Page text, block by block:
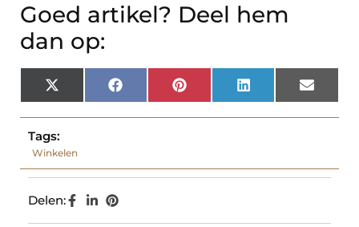
Goed artikel? Deel hem
dan op:
X
(Twitter)
Facebook Pinterest LinkedIn Email
Tags:
Winkelen
Delen: